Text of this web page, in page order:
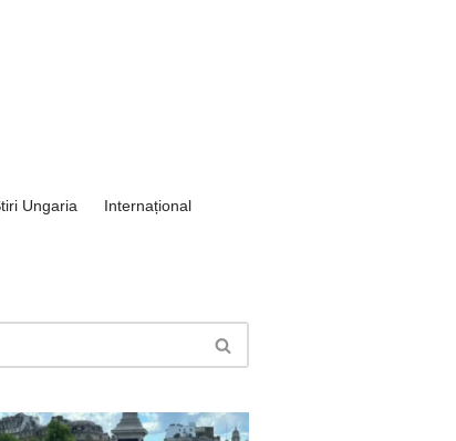
Ungaria
Internațional